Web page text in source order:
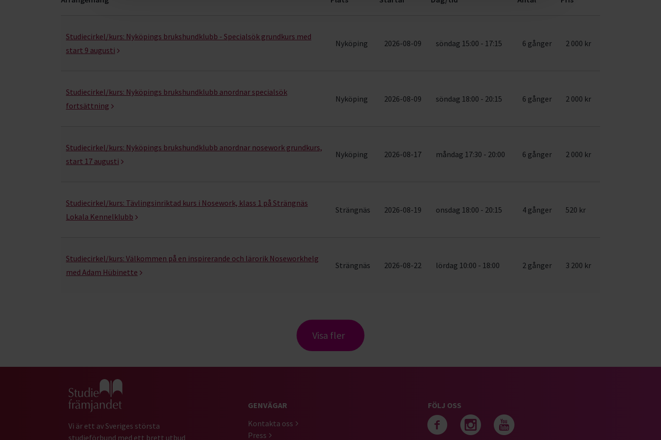
Studiecirkel/kurs: Nyköpings brukshundklubb - Specialsök grundkurs med
start 9 augusti
Nyköping 2026-08-09 söndag 15:00 - 17:15 6 gånger 2 000 kr
Studiecirkel/kurs: Nyköpings brukshundklubb anordnar specialsök
fortsättning
Nyköping 2026-08-09 söndag 18:00 - 20:15 6 gånger 2 000 kr
Studiecirkel/kurs: Nyköpings brukshundklubb anordnar nosework grundkurs,
start 17 augusti
Nyköping 2026-08-17 måndag 17:30 - 20:00 6 gånger 2 000 kr
Studiecirkel/kurs: Tävlingsinriktad kurs i Nosework, klass 1 på Strängnäs
Lokala Kennelklubb
Strängnäs 2026-08-19 onsdag 18:00 - 20:15 4 gånger 520 kr
Studiecirkel/kurs: Välkommen på en inspirerande och lärorik Noseworkhelg
med Adam Hübinette
Strängnäs 2026-08-22 lördag 10:00 - 18:00 2 gånger 3 200 kr
Visa fler
Gå till studiefrämjandets startsida
Vi är ett av Sveriges största
studieförbund med ett brett utbud
GENVÄGAR
Kontakta oss
Press
FÖLJ OSS